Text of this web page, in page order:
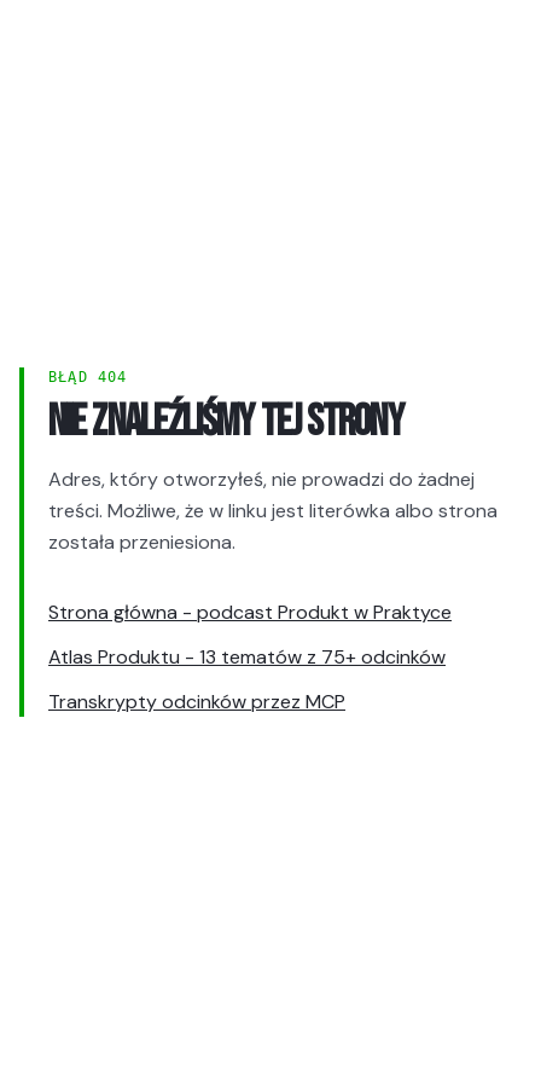
BŁĄD 404
NIE ZNALEŹLIŚMY TEJ STRONY
Adres, który otworzyłeś, nie prowadzi do żadnej
treści. Możliwe, że w linku jest literówka albo strona
została przeniesiona.
Strona główna - podcast Produkt w Praktyce
Atlas Produktu - 13 tematów z 75+ odcinków
Transkrypty odcinków przez MCP